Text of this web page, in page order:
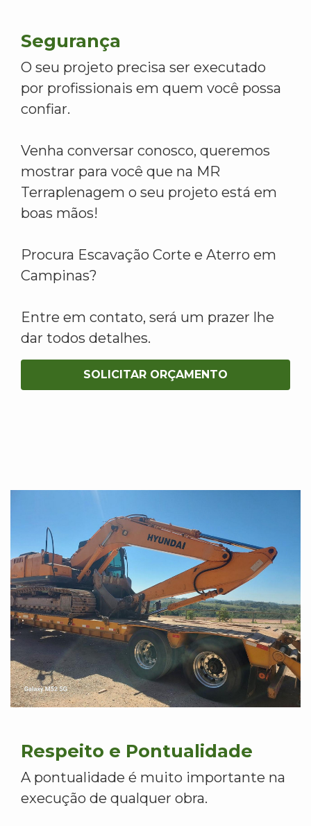
Segurança
O seu projeto precisa ser executado
por profissionais em quem você possa
confiar.
Venha conversar conosco, queremos
mostrar para você que na MR
Terraplenagem o seu projeto está em
boas mãos!
Procura Escavação Corte e Aterro em
Campinas?
Entre em contato, será um prazer lhe
dar todos detalhes.
SOLICITAR ORÇAMENTO
Respeito e Pontualidade
A pontualidade é muito importante na
execução de qualquer obra.